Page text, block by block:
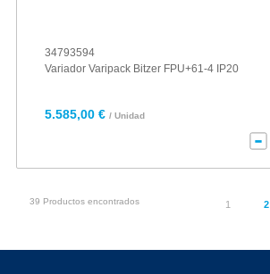
34793594
Variador Varipack Bitzer FPU+61-4 IP20
5.585,00 € / Unidad
39 Productos encontrados 1 (current)
2